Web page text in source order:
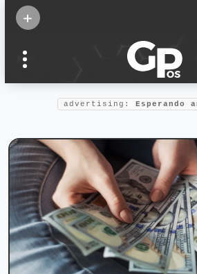
+
confianza
Foro salud
advertising: Esperando